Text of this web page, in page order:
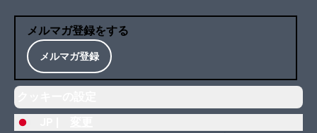
メルマガ登録をする
メルマガ登録